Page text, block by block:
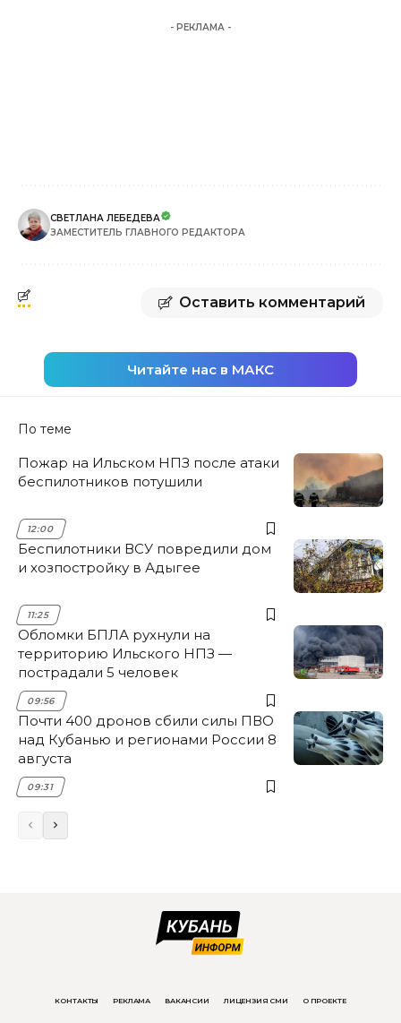
- РЕКЛАМА -
СВЕТЛАНА ЛЕБЕДЕВА
ЗАМЕСТИТЕЛЬ ГЛАВНОГО РЕДАКТОРА
Оставить комментарий
Читайте нас в МАКС
По теме
Пожар на Ильском НПЗ после атаки
беспилотников потушили
12:00
Беспилотники ВСУ повредили дом
и хозпостройку в Адыгее
11:25
Обломки БПЛА рухнули на
территорию Ильского НПЗ —
пострадали 5 человек
09:56
Почти 400 дронов сбили силы ПВО
над Кубанью и регионами России 8
августа
09:31
КОНТАКТЫ РЕКЛАМА ВАКАНСИИ ЛИЦЕНЗИЯ СМИ О ПРОЕКТЕ